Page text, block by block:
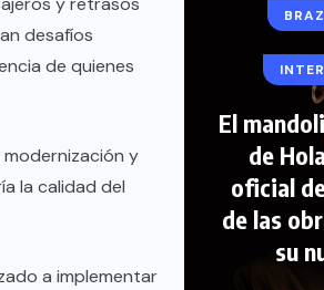
desafíos
de quienes
y
la calidad del
a implementar
El
de
oficial
de las
su
NOTICIAS